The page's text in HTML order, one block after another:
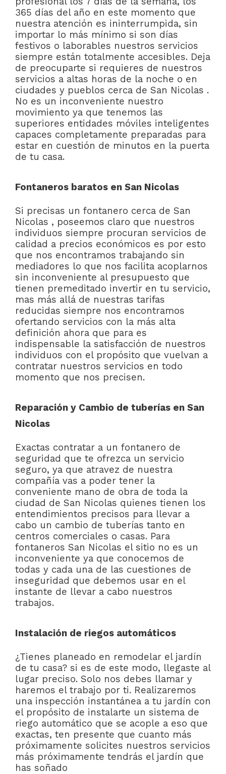
365 días del año en este momento que
nuestra atención es ininterrumpida, sin
importar lo más mínimo si son días
festivos o laborables nuestros servicios
siempre están totalmente accesibles. Deja
de preocuparte si requieres de nuestros
servicios a altas horas de la noche o en
ciudades y pueblos cerca de San Nicolas .
No es un inconveniente nuestro
movimiento ya que tenemos las
superiores entidades móviles inteligentes
capaces completamente preparadas para
estar en cuestión de minutos en la puerta
de tu casa.
Fontaneros baratos en San Nicolas
Si precisas un fontanero cerca de San
Nicolas , poseemos claro que nuestros
individuos siempre procuran servicios de
calidad a precios económicos es por esto
que nos encontramos trabajando sin
mediadores lo que nos facilita acoplarnos
sin inconveniente al presupuesto que
tienen premeditado invertir en tu servicio,
mas más allá de nuestras tarifas
reducidas siempre nos encontramos
ofertando servicios con la más alta
definición ahora que para es
indispensable la satisfacción de nuestros
individuos con el propósito que vuelvan a
contratar nuestros servicios en todo
momento que nos precisen.
Reparación y Cambio de tuberías en San
Nicolas
Exactas contratar a un fontanero de
seguridad que te ofrezca un servicio
seguro, ya que atravez de nuestra
compañía vas a poder tener la
conveniente mano de obra de toda la
ciudad de San Nicolas quienes tienen los
entendimientos precisos para llevar a
cabo un cambio de tuberías tanto en
centros comerciales o casas. Para
fontaneros San Nicolas el sitio no es un
inconveniente ya que conocemos de
todas y cada una de las cuestiones de
inseguridad que debemos usar en el
instante de llevar a cabo nuestros
trabajos.
Instalación de riegos automáticos
¿Tienes planeado en remodelar el jardín
de tu casa? si es de este modo, llegaste al
lugar preciso. Solo nos debes llamar y
haremos el trabajo por ti. Realizaremos
una inspección instantánea a tu jardín con
el propósito de instalarte un sistema de
riego automático que se acople a eso que
exactas, ten presente que cuanto más
próximamente solicites nuestros servicios
más próximamente tendrás el jardín que
has soñado